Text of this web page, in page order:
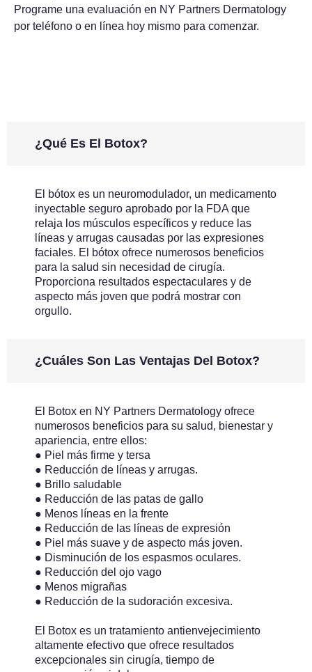
Programe una evaluación en NY Partners Dermatology
por teléfono o en línea hoy mismo para comenzar.
¿Qué Es El Botox?
El bótox es un neuromodulador, un medicamento
inyectable seguro aprobado por la FDA que
relaja los músculos específicos y reduce las
líneas y arrugas causadas por las expresiones
faciales. El bótox ofrece numerosos beneficios
para la salud sin necesidad de cirugía.
Proporciona resultados espectaculares y de
aspecto más joven que podrá mostrar con
orgullo.
¿Cuáles Son Las Ventajas Del Botox?
El Botox en NY Partners Dermatology ofrece
numerosos beneficios para su salud, bienestar y
apariencia, entre ellos:
● Piel más firme y tersa
● Reducción de líneas y arrugas.
● Brillo saludable
● Reducción de las patas de gallo
● Menos líneas en la frente
● Reducción de las líneas de expresión
● Piel más suave y de aspecto más joven.
● Disminución de los espasmos oculares.
● Reducción del ojo vago
● Menos migrañas
● Reducción de la sudoración excesiva.
El Botox es un tratamiento antienvejecimiento
altamente efectivo que ofrece resultados
excepcionales sin cirugía, tiempo de